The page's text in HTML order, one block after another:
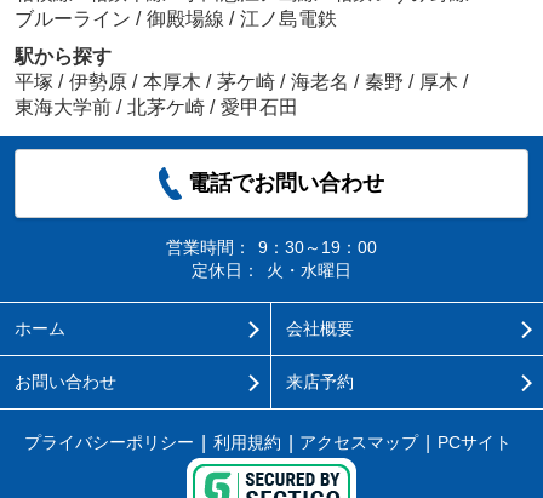
ブルーライン / 御殿場線 / 江ノ島電鉄
駅から探す
平塚 / 伊勢原 / 本厚木 / 茅ケ崎 / 海老名 / 秦野 / 厚木 /
東海大学前 / 北茅ケ崎 / 愛甲石田
電話でお問い合わせ
営業時間：
9：30～19：00
定休日：
火・水曜日
ホーム 会社概要
お問い合わせ 来店予約
プライバシーポリシー 利用規約 アクセスマップ PCサイト